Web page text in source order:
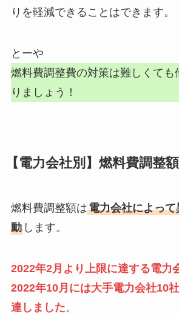
りを軽減できることはできます。
とーや
燃料費調整費の対策は難しくても
りましょう！
【電力会社別】燃料費調整
燃料費調整額は電力会社によっ
動します。
2022年2月より上限に達する電力
2022年10月には大手電力会社10
達しました。